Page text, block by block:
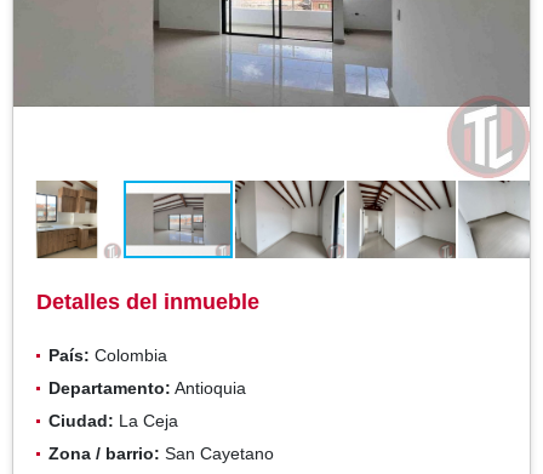
Detalles del inmueble
País: Colombia
Departamento: Antioquia
Ciudad: La Ceja
Zona / barrio: San Cayetano